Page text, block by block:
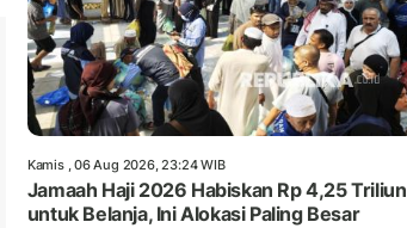
Kamis , 06 Aug 2026, 23:24 WIB
Jamaah Haji 2026 Habiskan Rp 4,25 Triliun
untuk Belanja, Ini Alokasi Paling Besar